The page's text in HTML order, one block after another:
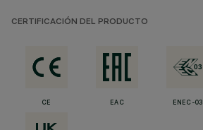
CERTIFICACIÓN DEL PRODUCTO
CE EAC ENEC-03